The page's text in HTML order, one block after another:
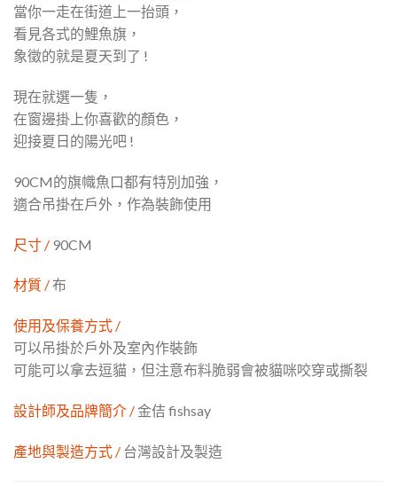
當你一走在街道上一抬頭，
看見各式的鯉魚旗，
象徵的就是夏天到了 !
現在就選一隻，
在窗邊掛上你喜歡的顏色，
迎接夏日的陽光吧 !
90CM的旗幟魚口都有特別加強，
適合吊掛在戶外，作為裝飾使用
尺寸 / 90CM
材質 /布
使用及保養方式 /
可以吊掛於戶外及室內作裝飾
可能可以拿去逗貓，但注意布料脆弱會被貓咪咬穿或撕裂
設計師及品牌簡介 /金佶 fishsay
產地與製造方式 / 台灣設計及製造